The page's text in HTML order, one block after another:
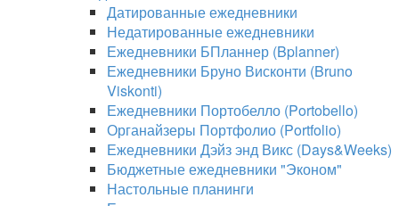
Датированные ежедневники
Недатированные ежедневники
Ежедневники БПланнер (Bplanner)
Ежедневники Бруно Висконти (Bruno
Viskonti)
Ежедневники Портобелло (Portobello)
Органайзеры Портфолио (Portfolio)
Ежедневники Дэйз энд Викс (Days&Weeks)
Бюджетные ежедневники "Эконом"
Настольные планинги